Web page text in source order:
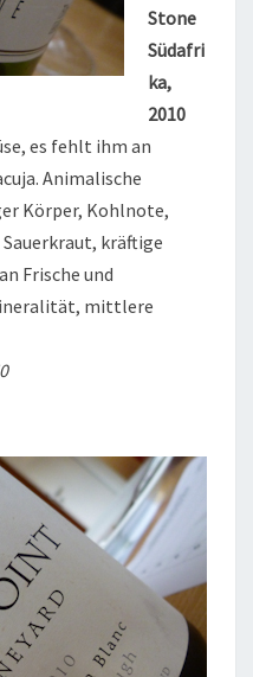
Stone
Südafri
ka,
2010
es fehlt ihm an
Animalische
Körper, Kohlnote,
kräftige
Frische und
mittlere